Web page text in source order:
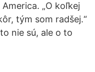
„O koľkej
tým som radšej.“
nie sú, ale o to